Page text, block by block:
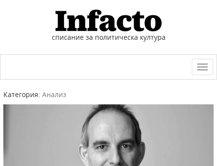
списание за политическа култура
Категория: Анализ